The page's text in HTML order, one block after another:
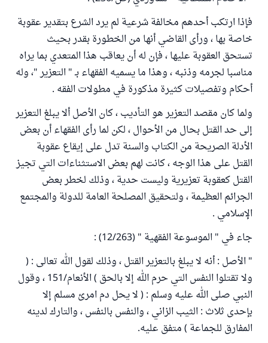
فإذا ارتكب أحدهم مخالفة شرعية لم يرد الشرع بتقدير عقوبة
خاصة بها ، ورأى القاضي أنها من الخطورة بقدر بحيث
تستحق العقوبة عليها ، فإن له أن يعاقب هذا المتعدي بما يراه
مناسبا لجرمه وذنبه ، وهذا ما يسميه الفقهاء بـ " التعزير "، وله
أحكام وتفصيلات كثيرة مذكورة في مطولات الفقه .
ولما كان مقصد التعزير هو التأديب ، كان الأصل ألا يبلغ التعزير
إلى حد القتل بحال من الأحوال ، لكن لما رأى الفقهاء أن بعض
الأدلة الصريحة من الكتاب والسنة تدل على إيقاع عقوبة
القتل على هذا الوجه ، كانت لهم بعض الاستثناءات التي تجيز
القتل كعقوبة تعزيرية وليست حدية ، وذلك لخطر بعض
الجرائم العظيمة ، ولتحقيق المصلحة العامة للدولة والمجتمع
الإسلامي .
جاء في " الموسوعة الفقهية " (12/263) :
" الأصل : أنه لا يبلغ بالتعزير القتل ، وذلك لقول الله تعالى : (
ولا تقتلوا النفس التي حرم الله إلا بالحق ) الأنعام/151 ، وقول
النبي صلى الله عليه وسلم : ( لا يحل دم امرئ مسلم إلا
بإحدى ثلاث : الثيب الزاني ، والنفس بالنفس ، والتارك لدينه
المفارق للجماعة ) متفق عليه.